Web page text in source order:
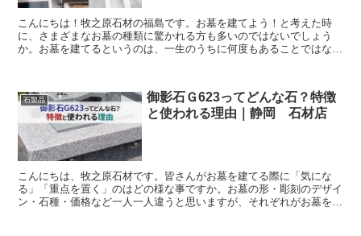
こんにちは！牧之原石材の福島です。お墓を建てよう！と考えた時
に、さまざまなお墓の種類に驚かれる方も多いのではないでしょう
か。お墓を建てるというのは、一生のうちに何度もあることではない
石製品
御影石Ｇ623ってどんな石？特徴
と使われる理由｜静岡 石材店
こんにちは、牧之原石材です。皆さんがお墓を建てる際に「気にな
る」「重点を置く」のはどの様な事ですか。お墓の形・彫刻のデザイ
ン・石種・価格など一人一人違うと思いますが、それぞれがお墓を建